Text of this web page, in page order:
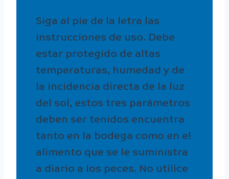
Siga al pie de la letra las
instrucciones de uso. Debe
estar protegido de altas
temperaturas, humedad y de
la incidencia directa de la luz
del sol, estos tres parámetros
deben ser tenidos encuentra
tanto en la bodega como en el
alimento que se le suministra
a diario a los peces. No utilice